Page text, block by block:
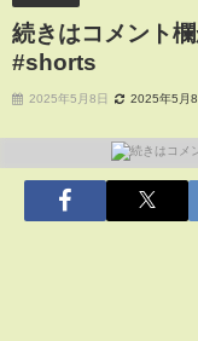
続きはコメント
#shorts
2025年5月8日 2025年5月8